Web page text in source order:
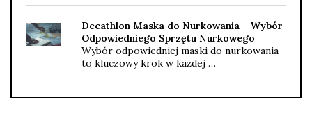
Decathlon Maska do Nurkowania – Wybór
Odpowiedniego Sprzętu Nurkowego
Wybór odpowiedniej maski do nurkowania
to kluczowy krok w każdej …